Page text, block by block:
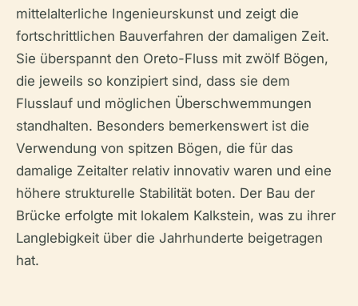
mittelalterliche Ingenieurskunst und zeigt die
fortschrittlichen Bauverfahren der damaligen Zeit.
Sie überspannt den Oreto-Fluss mit zwölf Bögen,
die jeweils so konzipiert sind, dass sie dem
Flusslauf und möglichen Überschwemmungen
standhalten. Besonders bemerkenswert ist die
Verwendung von spitzen Bögen, die für das
damalige Zeitalter relativ innovativ waren und eine
höhere strukturelle Stabilität boten. Der Bau der
Brücke erfolgte mit lokalem Kalkstein, was zu ihrer
Langlebigkeit über die Jahrhunderte beigetragen
hat.